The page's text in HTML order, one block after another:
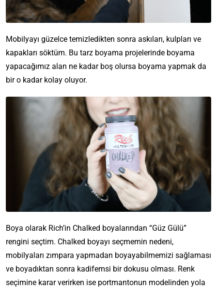
Mobilyayı güzelce temizledikten sonra askıları, kulpları ve
kapakları söktüm. Bu tarz boyama projelerinde boyama
yapacağımız alan ne kadar boş olursa boyama yapmak da
bir o kadar kolay oluyor.
Boya olarak Rich’in Chalked boyalarından “Güz Gülü”
rengini seçtim. Chalked boyayı seçmemin nedeni,
mobilyaları zımpara yapmadan boyayabilmemizi sağlaması
ve boyadıktan sonra kadifemsi bir dokusu olması. Renk
seçimine karar verirken ise portmantonun modelinden yola